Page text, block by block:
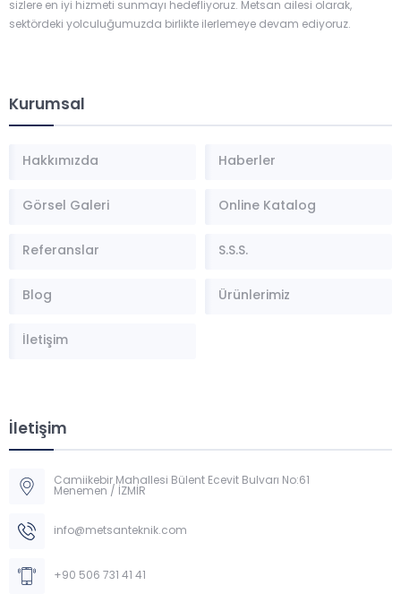
sizlere en iyi hizmeti sunmayı hedefliyoruz. Metsan ailesi olarak,
sektördeki yolculuğumuzda birlikte ilerlemeye devam ediyoruz.
Kurumsal
Hakkımızda Haberler
Görsel Galeri Online Katalog
Referanslar S.S.S.
Blog Ürünlerimiz
İletişim
İletişim
Camiikebir Mahallesi Bülent Ecevit Bulvarı No:61
Menemen / İZMİR
info@metsanteknik.com
+90 506 731 41 41